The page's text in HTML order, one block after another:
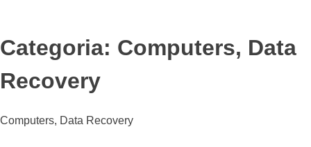
Categoria: Computers, Data
Recovery
Computers, Data Recovery